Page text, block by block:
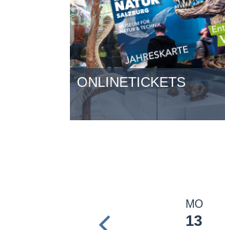
ONLINETICKETS
MO
13